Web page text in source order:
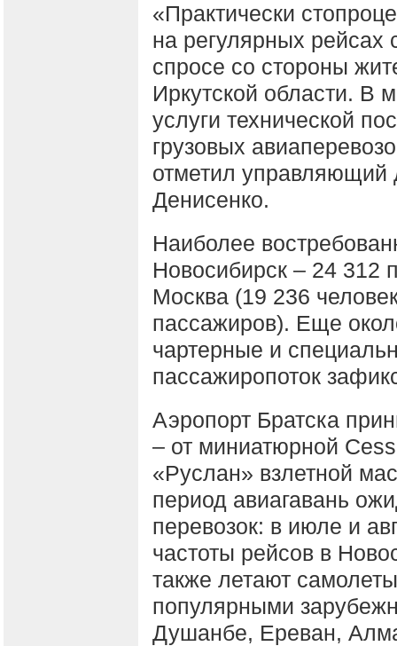
«Практически
на регулярных рейсах
спросе со стороны
Иркутской области. В
услуги технической
грузовых
отметил управляющий
Денисенко.
Наиболее
Новосибирск – 24 312
Москва (19 236
пассажиров). Еще
чартерные и
пассажиропоток
Аэропорт Братска
– от миниатюрной
«Руслан» взлетной
период авиагавань
перевозок: в июле и
частоты рейсов в
также летают
популярными
Душанбе, Ереван,